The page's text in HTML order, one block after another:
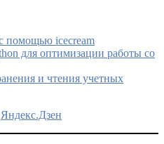
помощью icecream
для оптимизации работы со
и чтения учетных
Яндекс.Дзен